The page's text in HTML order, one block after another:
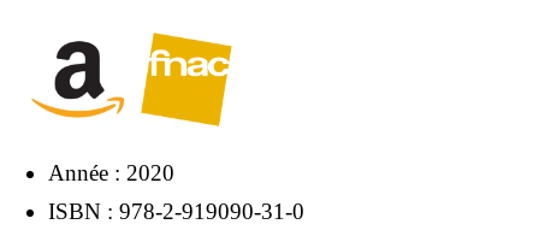
Année : 2020
ISBN : 978-2-919090-31-0